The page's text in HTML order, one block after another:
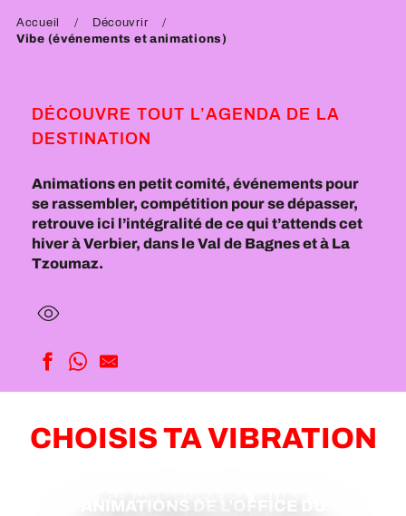
Accueil
Découvrir
Vibe (événements et animations)
DÉCOUVRE TOUT L’AGENDA DE LA
DESTINATION
Animations en petit comité, événements pour
se rassembler, compétition pour se dépasser,
retrouve ici l’intégralité de ce qui t’attends cet
hiver à Verbier, dans le Val de Bagnes et à La
Tzoumaz.
CHOISIS TA VIBRATION
ÉVÉNEMENTS MAJEURS
ANIMATIONS DE L’OFFICE DU